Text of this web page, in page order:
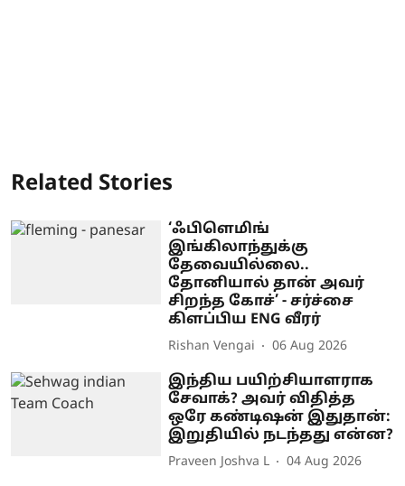
Related Stories
‘ஃபிளெமிங்
இங்கிலாந்துக்கு
தேவையில்லை..
தோனியால் தான் அவர்
சிறந்த கோச்’ - சர்ச்சை
கிளப்பிய ENG வீரர்
Rishan Vengai 06 Aug 2026
இந்திய பயிற்சியாளராக
சேவாக்? அவர் விதித்த
ஒரே கண்டிஷன் இதுதான்:
இறுதியில் நடந்தது என்ன?
Praveen Joshva L 04 Aug 2026